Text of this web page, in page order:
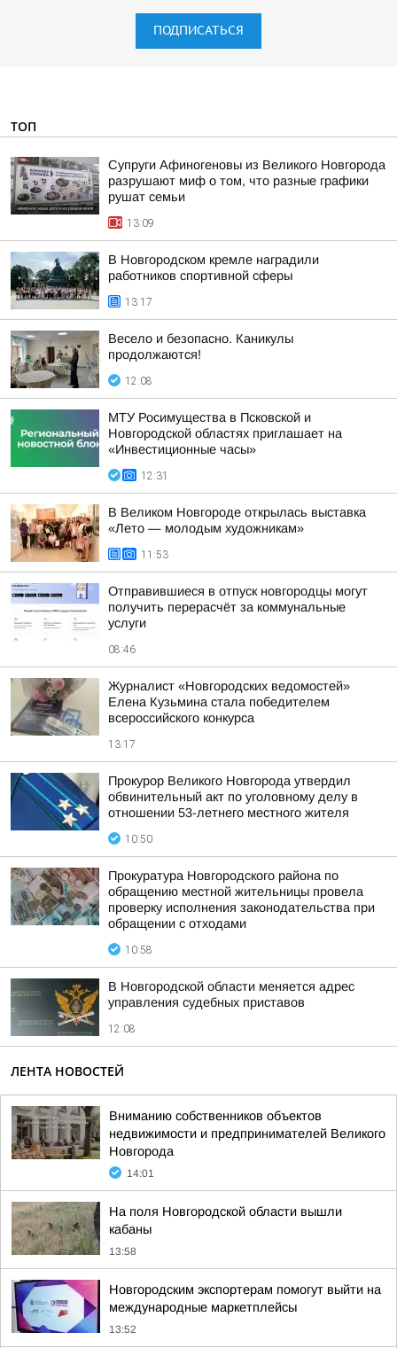
ПОДПИСАТЬСЯ
ТОП
Супруги Афиногеновы из Великого Новгорода
разрушают миф о том, что разные графики
рушат семьи
13:09
В Новгородском кремле наградили
работников спортивной сферы
13:17
Весело и безопасно. Каникулы
продолжаются!
12:08
МТУ Росимущества в Псковской и
Новгородской областях приглашает на
«Инвестиционные часы»
12:31
В Великом Новгороде открылась выставка
«Лето — молодым художникам»
11:53
Отправившиеся в отпуск новгородцы могут
получить перерасчёт за коммунальные
услуги
08:46
Журналист «Новгородских ведомостей»
Елена Кузьмина стала победителем
всероссийского конкурса
13:17
Прокурор Великого Новгорода утвердил
обвинительный акт по уголовному делу в
отношении 53-летнего местного жителя
10:50
Прокуратура Новгородского района по
обращению местной жительницы провела
проверку исполнения законодательства при
обращении с отходами
10:58
В Новгородской области меняется адрес
управления судебных приставов
12:08
ЛЕНТА НОВОСТЕЙ
Вниманию собственников объектов
недвижимости и предпринимателей Великого
Новгорода
14:01
На поля Новгородской области вышли
кабаны
13:58
Новгородским экспортерам помогут выйти на
международные маркетплейсы
13:52